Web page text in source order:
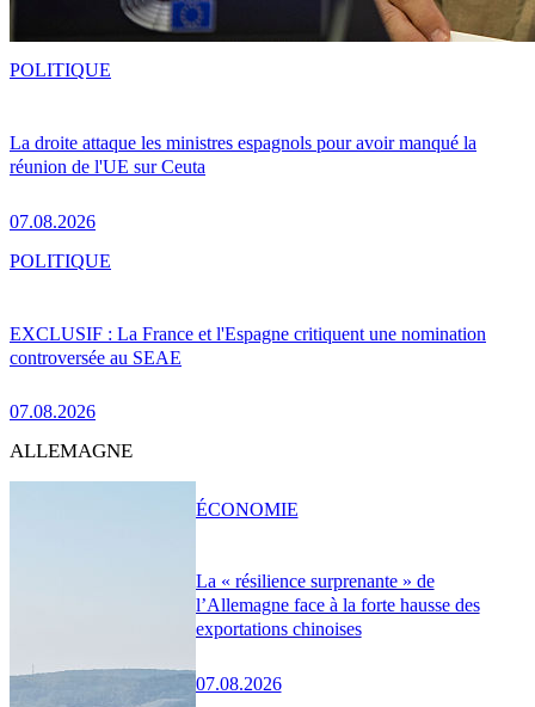
La droite attaque les ministres espagnols pour avoir manqué la
réunion de l'UE sur Ceuta
07.08.2026
POLITIQUE
EXCLUSIF : La France et l'Espagne critiquent une nomination
controversée au SEAE
07.08.2026
POLITIQUE
ALLEMAGNE
La « résilience surprenante » de
l’Allemagne face à la forte hausse des
exportations chinoises
07.08.2026
ÉCONOMIE